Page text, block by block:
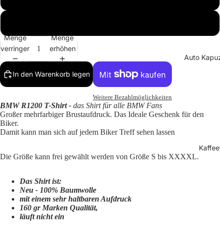
Auto
Menge
verringern
Menge
erhöhen
In den Warenkorb legen
Weitere Bezahlmöglichkeiten
BMW R1200 T-Shirt - das Shirt für alle BMW Fans
Großer mehrfarbiger Brustaufdruck. Das Ideale Geschenk für den
Biker.
Damit kann man sich auf jedem Biker Treff sehen lassen
Die Größe kann frei gewählt werden von Größe S bis XXXXL.
Das Shirt ist:
Neu - 100% Baumwolle
mit einem sehr haltbaren Aufdruck
160 gr Marken Qualität,
läuft nicht ein